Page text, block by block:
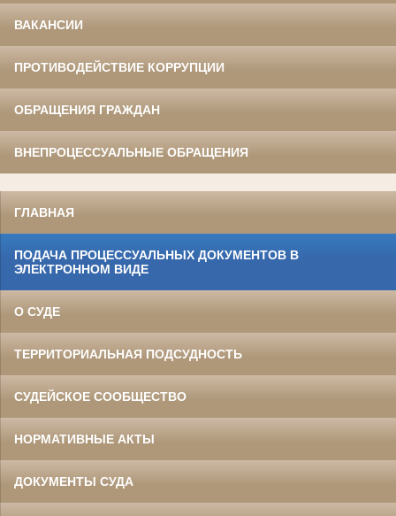
ВАКАНСИИ
ПРОТИВОДЕЙСТВИЕ КОРРУПЦИИ
ОБРАЩЕНИЯ ГРАЖДАН
ВНЕПРОЦЕССУАЛЬНЫЕ ОБРАЩЕНИЯ
ГЛАВНАЯ
ПОДАЧА ПРОЦЕССУАЛЬНЫХ ДОКУМЕНТОВ В
ЭЛЕКТРОННОМ ВИДЕ
О СУДЕ
ТЕРРИТОРИАЛЬНАЯ ПОДСУДНОСТЬ
СУДЕЙСКОЕ СООБЩЕСТВО
НОРМАТИВНЫЕ АКТЫ
ДОКУМЕНТЫ СУДА